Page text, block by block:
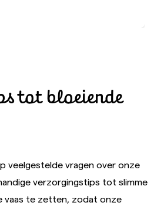
tot bloeiende
veelgestelde vragen over onze
verzorgingstips tot slimme
vaas te zetten, zodat onze